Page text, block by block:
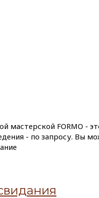
мастерской FORMO -
- по запросу. Вы